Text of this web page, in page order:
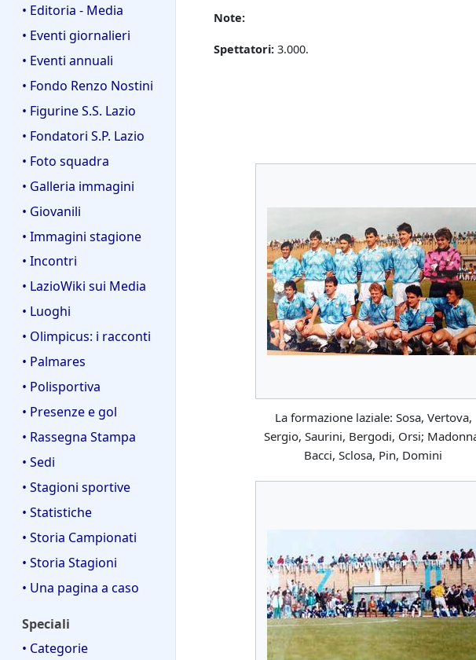
• Editoria - Media
• Eventi giornalieri
• Eventi annuali
• Fondo Renzo Nostini
• Figurine S.S. Lazio
• Fondatori S.P. Lazio
• Foto squadra
• Galleria immagini
• Giovanili
• Immagini stagione
• Incontri
• LazioWiki sui Media
• Luoghi
• Olimpicus: i racconti
• Palmares
• Polisportiva
• Presenze e gol
• Rassegna Stampa
• Sedi
• Stagioni sportive
• Statistiche
• Storia Campionati
• Storia Stagioni
• Una pagina a caso
Speciali
• Categorie
Note:
Spettatori: 3.000.
La formazione laziale: Sosa, Vertova,
Sergio, Saurini, Bergodi, Orsi;
Bacci, Sclosa, Pin, Domini